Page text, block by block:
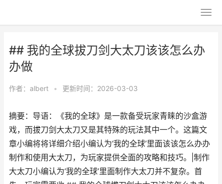
## 我的全球拔刀剑大太刀该该怎么办
办做
作者： albert • 更新时间：2026-03-03
摘要：导语：《我的全球》是一款备受玩家青睐的沙盒游
戏，而拔刀剑大太刀又是其特殊的玩法其中一个。这篇文
章小编将将详细介绍小编认为‘我的全球’里面该该怎么办办
制作和使用大太刀，为玩家提供全面的攻略和技巧。|制作
大太刀小编认为‘我的全球’里面制作大太刀并不复杂。首